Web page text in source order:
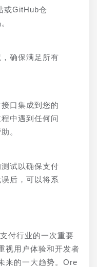
或GitHub仓
确保满足所有
口集成到您的
中遇到任何问
。
试以确保支付
后，可以将系
付行业的一次重要
视用户体验和开发者
来的一大趋势。Ore